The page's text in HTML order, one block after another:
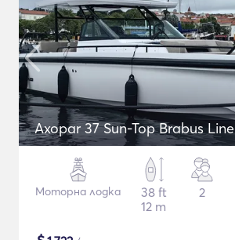
Axopar 37 Sun-Top Brabus Line
Моторна лодка
38 ft
12 m
2